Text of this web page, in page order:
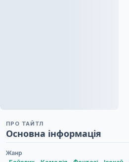
ПРО ТАЙТЛ
Основна інформація
Жанр